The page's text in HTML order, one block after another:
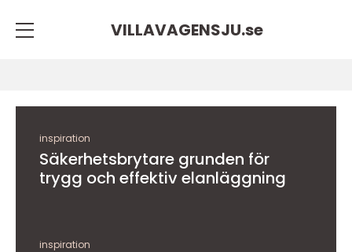
VILLAVAGENSJU.se
inspiration
Säkerhetsbrytare grunden för
trygg och effektiv elanläggning
inspiration